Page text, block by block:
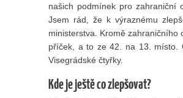
našich podmínek pro zahraniční
Jsem rád, že k výraznému
ministerstva. Kromě zahraničního
příček, a to ze 42. na 13. místo.
Visegrádské čtyřky.
Kde je ještě co zlepšovat?